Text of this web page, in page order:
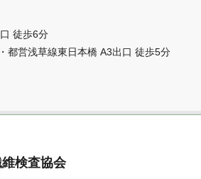
徒歩6分
都営浅草線東日本橋 A3出口 徒歩5分
維検査協会